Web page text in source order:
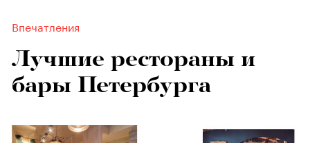
Впечатления
Лучшие рестораны и
бары Петербурга